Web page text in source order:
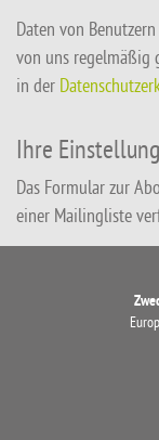
Daten von
von uns regelmäßig
in der
Ihre
Das Formular zur
einer Mailingliste